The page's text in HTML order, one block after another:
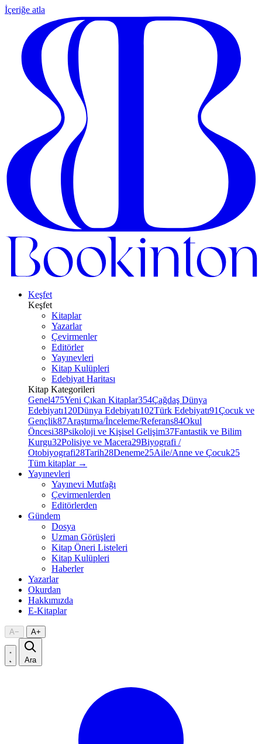
İçeriğe atla
Keşfet
Keşfet
Kitaplar
Yazarlar
Çevirmenler
Editörler
Yayınevleri
Kitap Kulüpleri
Edebiyat Haritası
Kitap Kategorileri
Genel475Yeni Çıkan Kitaplar354Çağdaş Dünya
Edebiyatı120Dünya Edebiyatı102Türk Edebiyatı91Çocuk ve
Gençlik87Araştırma/İnceleme/Referans84Okul
Öncesi38Psikoloji ve Kişisel Gelişim37Fantastik ve Bilim
Kurgu32Polisiye ve Macera29Biyografi /
Otobiyografi28Tarih28Deneme25Aile/Anne ve Çocuk25
Tüm kitaplar →
Yayınevleri
Yayınevi Mutfağı
Çevirmenlerden
Editörlerden
Gündem
Dosya
Uzman Görüşleri
Kitap Öneri Listeleri
Kitap Kulüpleri
Haberler
Yazarlar
Okurdan
Hakkımızda
E-Kitaplar
A− A+
Ara